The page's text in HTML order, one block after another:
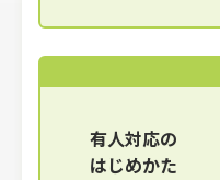
有人対応の
はじめかた